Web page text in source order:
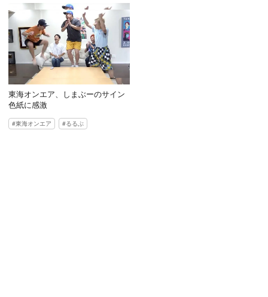
東海オンエア、しまぶーのサイン
色紙に感激
東海オンエア るるぶ